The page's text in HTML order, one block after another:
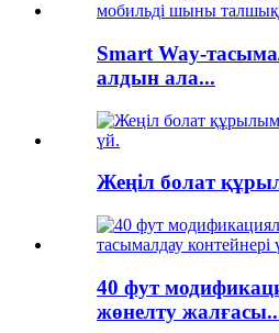
Smart Way-
алдын ала...
Жеңіл болат
40 фут
жөнелту